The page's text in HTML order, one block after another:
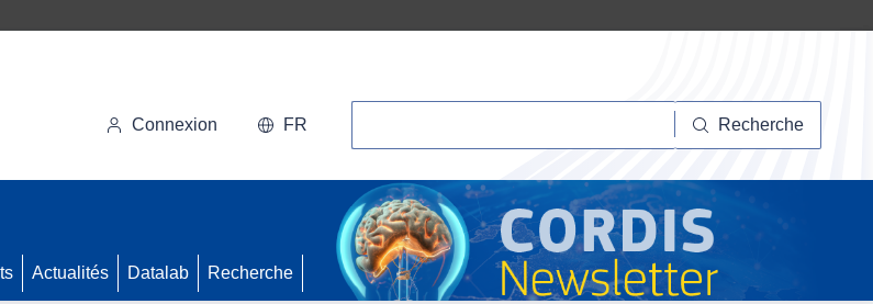
Connexion FR Recherche
Actualités Datalab Recherche